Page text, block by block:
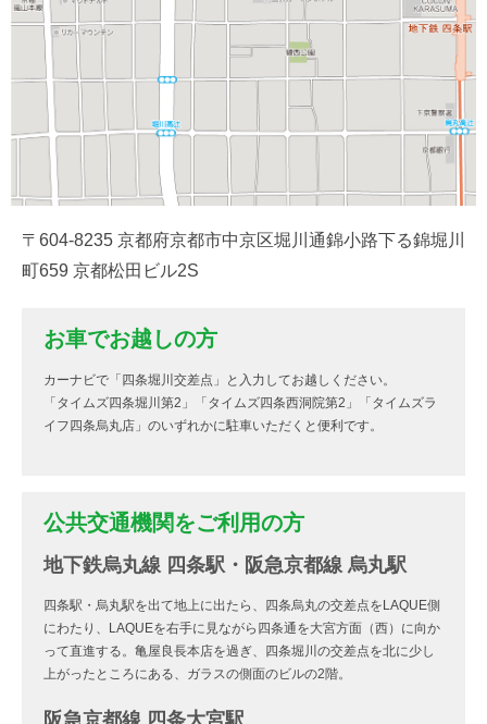
〒604-8235 京都府京都市中京区堀川通錦小路下る錦堀川
町659 京都松田ビル2S
お車でお越しの方
カーナビで「四条堀川交差点」と入力してお越しください。
「タイムズ四条堀川第2」「タイムズ四条西洞院第2」「タイムズラ
イフ四条烏丸店」のいずれかに駐車いただくと便利です。
公共交通機関をご利用の方
地下鉄烏丸線 四条駅・阪急京都線 烏丸駅
四条駅・烏丸駅を出て地上に出たら、四条烏丸の交差点をLAQUE側
にわたり、LAQUEを右手に見ながら四条通を大宮方面（西）に向か
って直進する。亀屋良長本店を過ぎ、四条堀川の交差点を北に少し
上がったところにある、ガラスの側面のビルの2階。
阪急京都線 四条大宮駅